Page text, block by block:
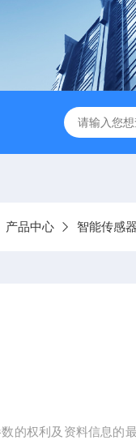
力D2008-W数字仪表
产品中心 智能传感器
的权利及资料信息的